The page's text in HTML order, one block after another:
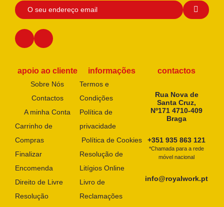
apoio ao cliente
Sobre Nós
Contactos
A minha Conta
Carrinho de
Compras
Finalizar
Encomenda
Direito de Livre
Resolução
informações
Termos e
Condições
Política de
privacidade
Política de Cookies
Resolução de
Litígios Online
Livro de
Reclamações
contactos
Rua Nova de
Santa Cruz,
Nº171 4710-409
Braga
+351 935 863 121
*Chamada para a rede
móvel nacional
info@royalwork.pt